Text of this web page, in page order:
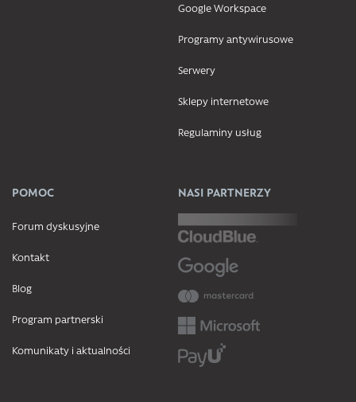
Google Workspace
Programy antywirusowe
Serwery
Sklepy internetowe
Regulaminy usług
POMOC
Forum dyskusyjne
Kontakt
Blog
Program partnerski
Komunikaty i aktualności
NASI PARTNERZY